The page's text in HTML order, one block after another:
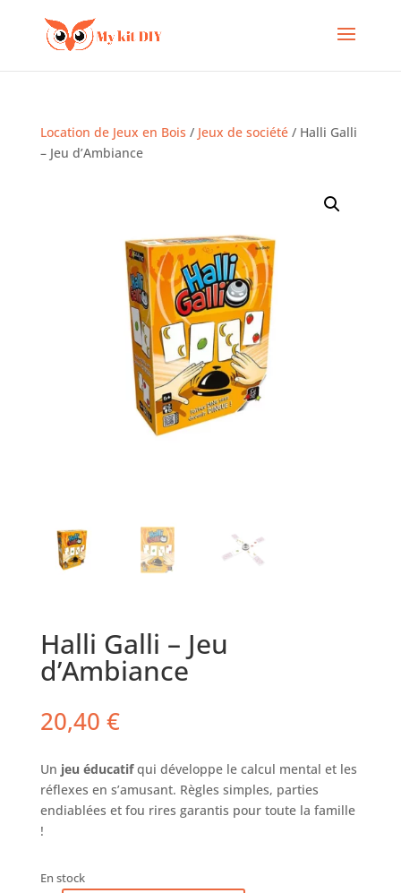
Location de Jeux en Bois / Jeux de société/ Halli Galli
– Jeu d’Ambiance
Halli Galli – Jeu
d’Ambiance
20,40 €
Un jeu éducatifqui développe le calcul mental et les
réflexes en s’amusant. Règles simples, parties
endiablées et fou rires garantis pour toute la famille
!
En stock